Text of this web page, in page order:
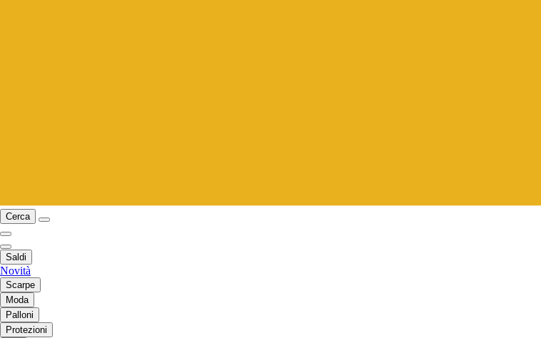
Cerca
Saldi
Novità
Scarpe
Moda
Palloni
Protezioni